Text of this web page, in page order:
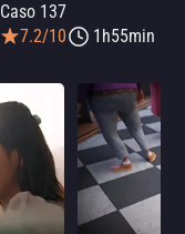
Caso 137
7.2/10
1h55min